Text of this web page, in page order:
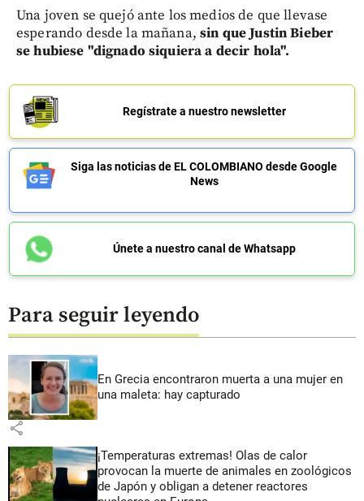
Una joven se quejó ante los medios de que llevase
esperando desde la mañana, sin que Justin Bieber
se hubiese "dignado siquiera a decir hola".
Regístrate a nuestro newsletter
Siga las noticias de EL COLOMBIANO desde Google
News
Únete a nuestro canal de Whatsapp
Para seguir leyendo
En Grecia encontraron muerta a una mujer en
una maleta: hay capturado
share
¡Temperaturas extremas! Olas de calor
provocan la muerte de animales en zoológicos
de Japón y obligan a detener reactores